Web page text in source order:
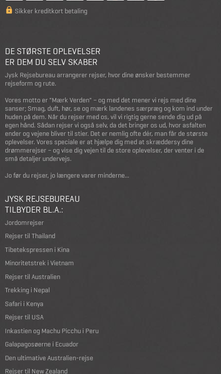
Sikker kreditkort betaling
DE STØRSTE OPLEVELSER
ER DEM DU SELV SKABER
Jysk Rejsebureau arrangerer rejser, hvor dine ønsker bestemmer
rejseform og rute.
Vores motto er "Mærk Verden" – og med det mener vi rejs med dine
sanser; Smag, duft, hør, se og mærk landenes særpræg og kom ind under
huden på dem. Når du rejser med os, vil vi rigtig gerne sende dig ud på
egen hånd. Sådan rejser vi også selv, da det bringer os ud, hvor asfalten
ender og vejene bliver til stier. Det er nemlig ofte dér, man får de største
oplevelser. Vores speciale er at hjælpe dig med at skræddersy dine
drømmerejser – og vise dig vejen til de store oplevelser, der venter i de
små detaljer undervejs.
Jo før du rejser, jo længere varer minderne...
JYSK REJSEBUREAU
TILBYDER BL.A.:
Jordomrejser
Rejser til Thailand
Tibetekspressen i Kina
Minoritetstrek i Vietnam
Rejser til Australien
Trekking i Nepal
Safari i Kenya
Rejser til USA
Inkastien og Machu Picchu i Peru
Galapagosøerne i Ecuador
Den ultimative Australien-rejse
Rejser til New Zealand